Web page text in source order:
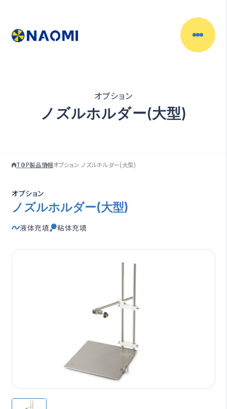
オプション
ノズルホルダー(大型)
TOP製品情報オプション ノズルホルダー(大型)
充填機一覧
充填ラインの自動化
（自動充填機）
オプション
ノズルホルダー(大型)
液体充填 粘体充填